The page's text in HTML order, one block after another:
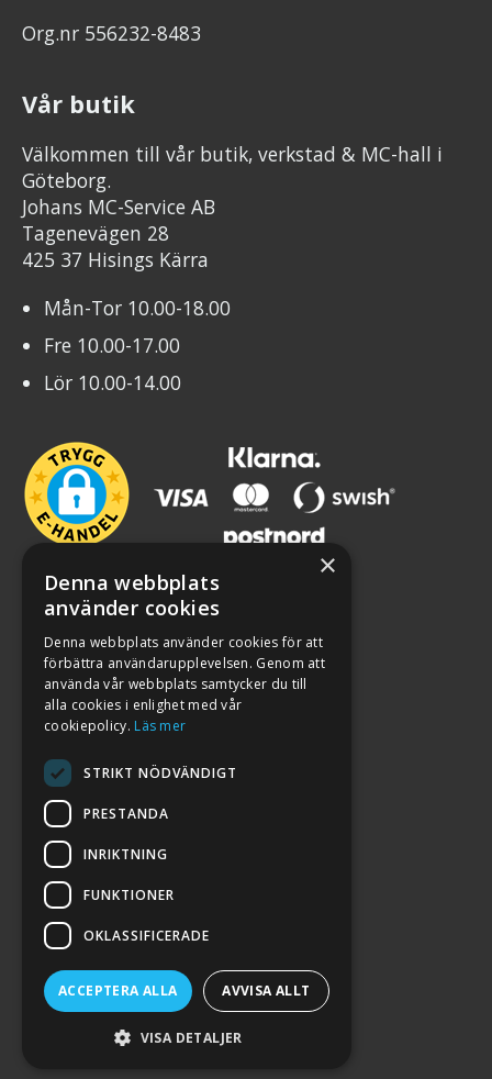
Org.nr 556232-8483
Vår butik
Välkommen till vår butik, verkstad & MC-hall i
Göteborg.
Johans MC-Service AB
Tagenevägen 28
425 37 Hisings Kärra
Mån-Tor 10.00-18.00
Fre 10.00-17.00
Lör 10.00-14.00
2026. ALL RIGHTS RESERVED.
POWERED BY EMPORI CMS
×
Denna webbplats
använder cookies
Denna webbplats använder cookies för att
förbättra användarupplevelsen. Genom att
använda vår webbplats samtycker du till
alla cookies i enlighet med vår
cookiepolicy. Läs mer
STRIKT NÖDVÄNDIGT
PRESTANDA
INRIKTNING
FUNKTIONER
OKLASSIFICERADE
ACCEPTERA ALLA AVVISA ALLT
VISA DETALJER